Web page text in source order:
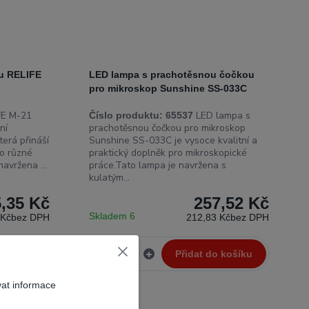
RELIFE
M-21
přináší
různé
...
Kč
bez DPH
LED lampa s prachotěsnou čočkou
pro mikroskop Sunshine SS-033C
Číslo produktu: 65537 LED lampa s
prachotěsnou čočkou pro mikroskop
Sunshine SS-033C je vysoce kvalitní a
praktický doplněk pro mikroskopické
práce.Tato lampa je navržena s
kulatým...
257,52 Kč
212,83 Kčbez DPH
Skladem 6
Přidat do košíku
informace